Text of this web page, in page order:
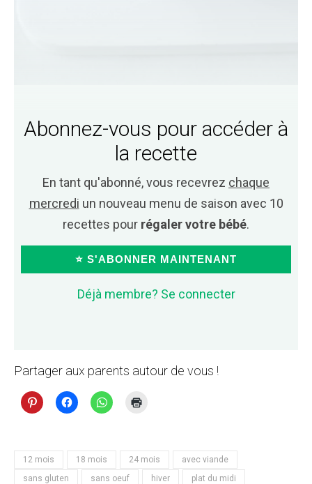
Abonnez-vous pour accéder à
la recette
En tant qu'abonné, vous recevrez chaque
mercredi un nouveau menu de saison avec 10
recettes pour régaler votre bébé.
⭐ S'ABONNER MAINTENANT
Déjà membre? Se connecter
Partager aux parents autour de vous !
12 mois 18 mois 24 mois
avec viande
sans gluten
sans oeuf hiver plat du midi